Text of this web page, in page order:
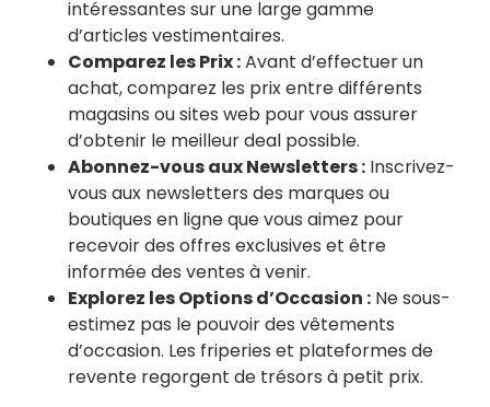
intéressantes sur une large gamme
d’articles vestimentaires.
Comparez les Prix :Avant d’effectuer un
achat, comparez les prix entre différents
magasins ou sites web pour vous assurer
d’obtenir le meilleur deal possible.
Abonnez-vous aux Newsletters : Inscrivez-
vous aux newsletters des marques ou
boutiques en ligne que vous aimez pour
recevoir des offres exclusives et être
informée des ventes à venir.
Explorez les Options d’Occasion : Ne sous-
estimez pas le pouvoir des vêtements
d’occasion. Les friperies et plateformes de
revente regorgent de trésors à petit prix.